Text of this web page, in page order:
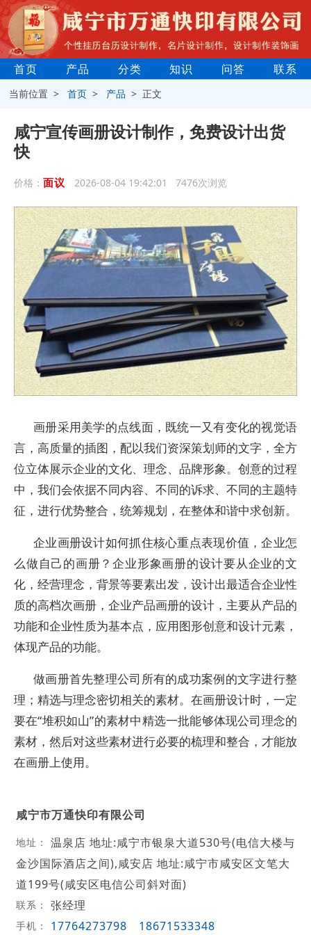
首页 产品 分类 知识 问答 联系
当前位置 >首页 > 产品 > 正文
咸宁宣传画册设计制作，免费设计出货
快
价格： 面议 2026-08-04 19:42:01 7476次浏览
画册采用美学的点线面，既统一又有变化的视觉语
言，高质量的插图，配以我们资深策划师的文字，全方
位立体展示企业的文化、理念、品牌形象。创意的过程
中，我们会依据不同内容、不同的诉求、不同的主题特
征，进行优势整合，统筹规划，在整体和谐中求创新。
企业画册设计如何抓住核心重点表现价值，企业怎
么做自己的画册？企业形象画册的设计要从企业的文
化，经营理念，背景等要素出发，设计出最适合企业性
质的高档次画册，企业产品画册的设计，主要从产品的
功能和企业性质为基本点，应用图形创意和设计元素，
体现产品的功能。
做画册首先整理公司所有的成功案例的文字进行整
理；精选与理念密切相关的素材。在画册设计时，一定
要在“堆积如山”的素材中精选一批能够体现公司理念的
素材，然后对这些素材进行必要的梳理和整合，才能放
在画册上使用。
咸宁市万通快印有限公司
地址：
温泉店 地址:咸宁市银泉大道530号(电信大楼与
金沙国际酒店之间),咸安店 地址:咸宁市咸安区文笔大
道199号(咸安区电信公司斜对面)
联系： 张经理
手机： 17764273798 18671533348